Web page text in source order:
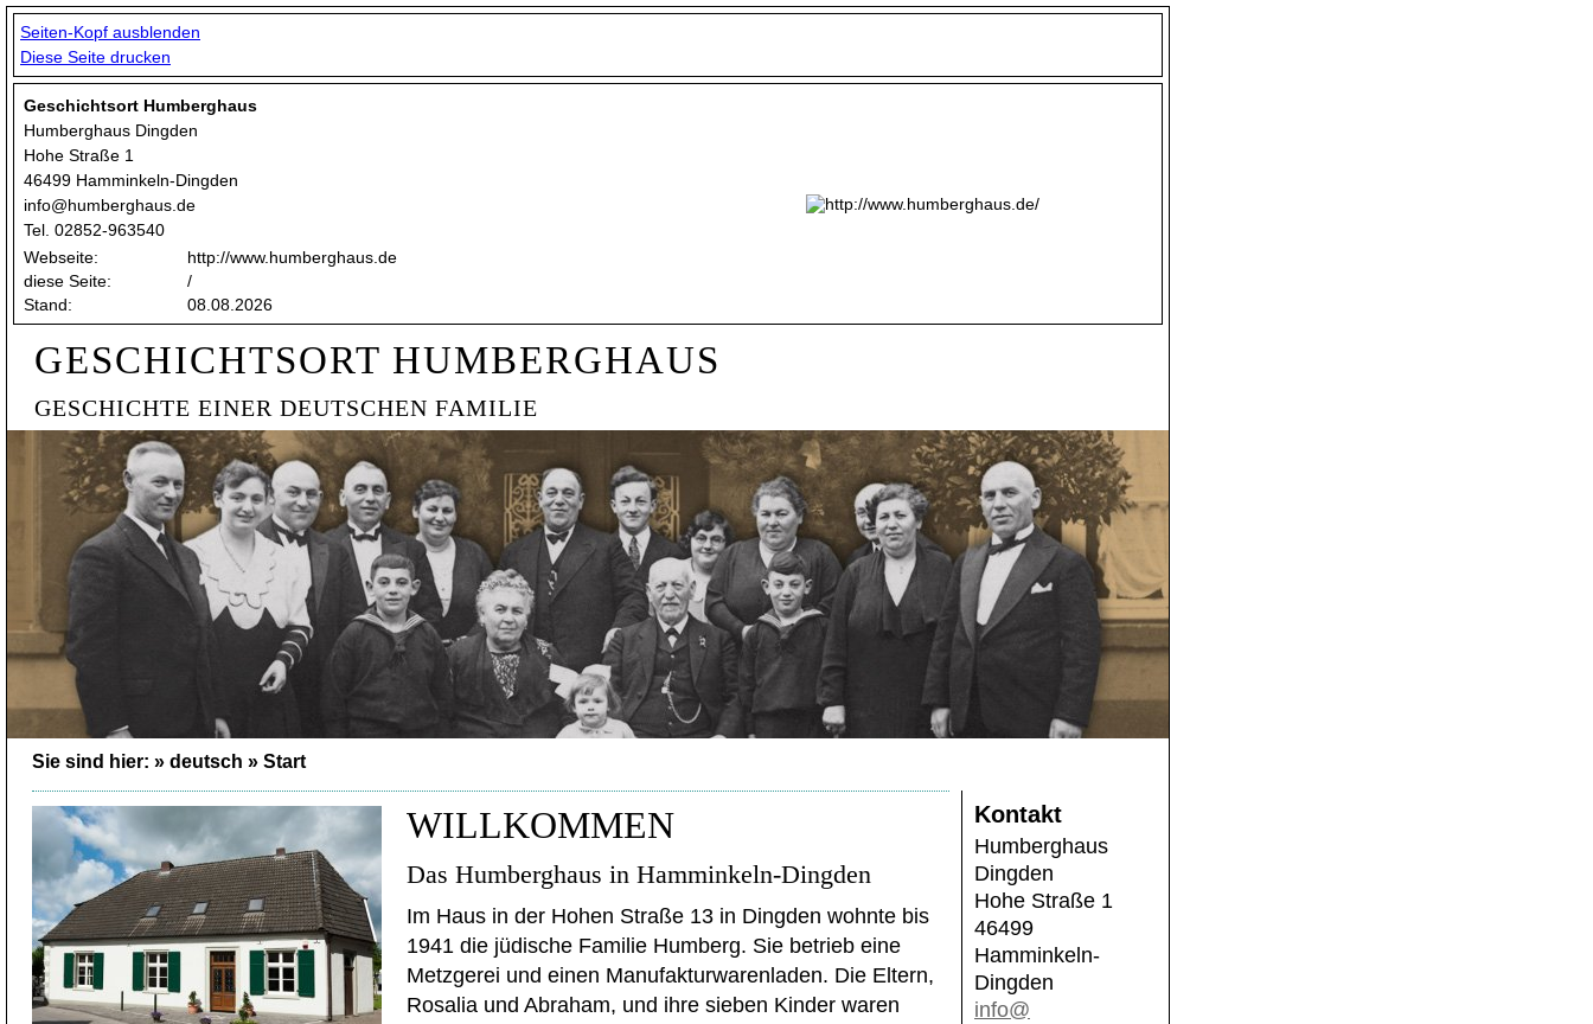
Seiten-Kopf ausblenden
Diese Seite drucken
Geschichtsort Humberghaus
Humberghaus Dingden
Hohe Straße 1
46499 Hamminkeln-Dingden
info@humberghaus.de
Tel. 02852-963540
Webseite:
http://www.humberghaus.de
diese Seite:
/
Stand:
08.08.2026
GESCHICHTSORT HUMBERGHAUS
GESCHICHTE EINER DEUTSCHEN FAMILIE
Sie sind hier: » deutsch » Start
WILLKOMMEN
Das Humberghaus in Hamminkeln-Dingden
Im Haus in der Hohen Straße 13 in Dingden wohnte bis
1941 die jüdische Familie Humberg. Sie betrieb eine
Metzgerei und einen Manufakturwarenladen. Die Eltern,
Rosalia und Abraham, und ihre sieben Kinder waren
Kontakt
Humberghaus
Dingden
Hohe Straße 1
46499
Hamminkeln-
Dingden
info@